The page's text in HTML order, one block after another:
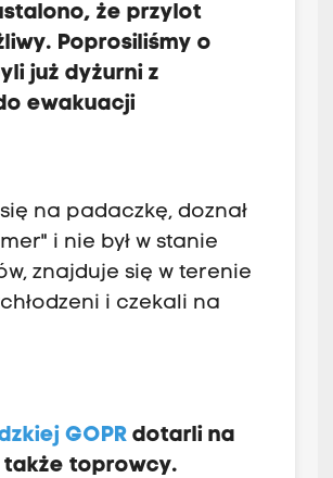
że przylot
Poprosiliśmy o
już dyżurni z
ewakuacji
na padaczkę, doznał
i nie był w stanie
znajduje się w terenie
i czekali na
GOPR dotarli na
także toprowcy.